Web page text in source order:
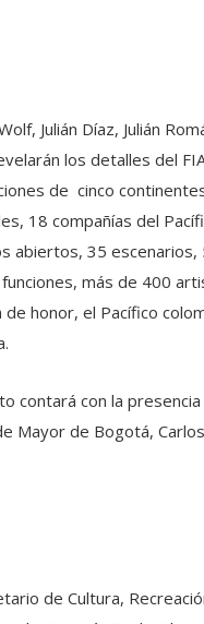
Julián Díaz, Julián
los detalles del
de cinco
18 compañías del
abiertos, 35
más de 400
de honor, el Pacífico
contará con la
Mayor de Bogotá,
de Cultura,